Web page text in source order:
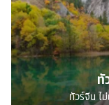
ทั
ทัวร์จีน ไ